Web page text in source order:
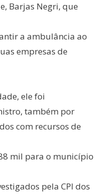
Barjas Negri, que
a ambulância ao
empresas de
ele foi
também por
com recursos de
mil para o município
pela CPI dos